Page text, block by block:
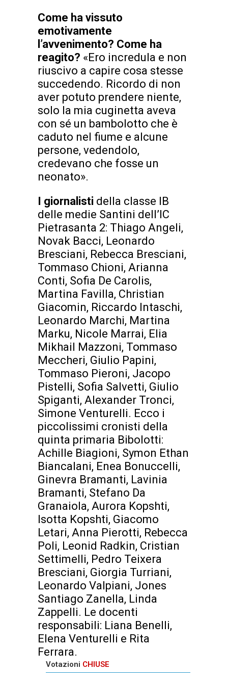
Come ha vissuto
emotivamente
l’avvenimento? Come ha
reagito? «Ero incredula e non
riuscivo a capire cosa stesse
succedendo. Ricordo di non
aver potuto prendere niente,
solo la mia cuginetta aveva
con sé un bambolotto che è
caduto nel fiume e alcune
persone, vedendolo,
credevano che fosse un
neonato».
I giornalisti della classe IB
delle medie Santini dell’IC
Pietrasanta 2: Thiago Angeli,
Novak Bacci, Leonardo
Bresciani, Rebecca Bresciani,
Tommaso Chioni, Arianna
Conti, Sofia De Carolis,
Martina Favilla, Christian
Giacomin, Riccardo Intaschi,
Leonardo Marchi, Martina
Marku, Nicole Marrai, Elia
Mikhail Mazzoni, Tommaso
Meccheri, Giulio Papini,
Tommaso Pieroni, Jacopo
Pistelli, Sofia Salvetti, Giulio
Spiganti, Alexander Tronci,
Simone Venturelli. Ecco i
piccolissimi cronisti della
quinta primaria Bibolotti:
Achille Biagioni, Symon Ethan
Biancalani, Enea Bonuccelli,
Ginevra Bramanti, Lavinia
Bramanti, Stefano Da
Granaiola, Aurora Kopshti,
Isotta Kopshti, Giacomo
Letari, Anna Pierotti, Rebecca
Poli, Leonid Radkin, Cristian
Settimelli, Pedro Teixera
Bresciani, Giorgia Turriani,
Leonardo Valpiani, Jones
Santiago Zanella, Linda
Zappelli. Le docenti
responsabili: Liana Benelli,
Elena Venturelli e Rita
Ferrara.
Votazioni CHIUSE